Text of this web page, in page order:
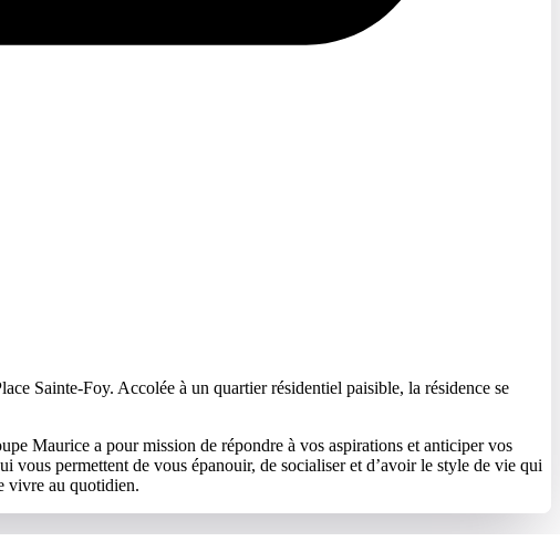
Sainte-Foy. Accolée à un quartier résidentiel paisible, la résidence se
Maurice a pour mission de répondre à vos aspirations et anticiper vos
vous permettent de vous épanouir, de socialiser et d’avoir le style de vie qui
vivre au quotidien.